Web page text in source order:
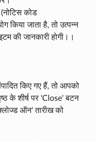
कोड
किया जाता है, तो उत्पन्न
की जानकारी होगी।।
किए गए हैं, तो आपको
के शीर्ष पर 'Close' बटन
ऑन' तारीख को